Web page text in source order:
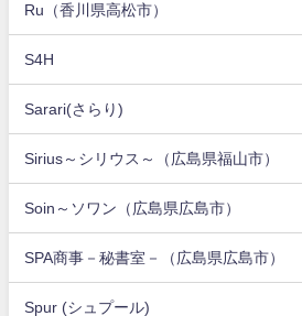
Ru（香川県高松市）
S4H
Sarari(さらり)
Sirius～シリウス～（広島県福山市）
Soin～ソワン（広島県広島市）
SPA商事－秘書室－（広島県広島市）
Spur (シュプール)